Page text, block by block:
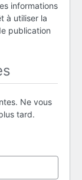
informations
à utiliser la
publication
Ne vous
tard.